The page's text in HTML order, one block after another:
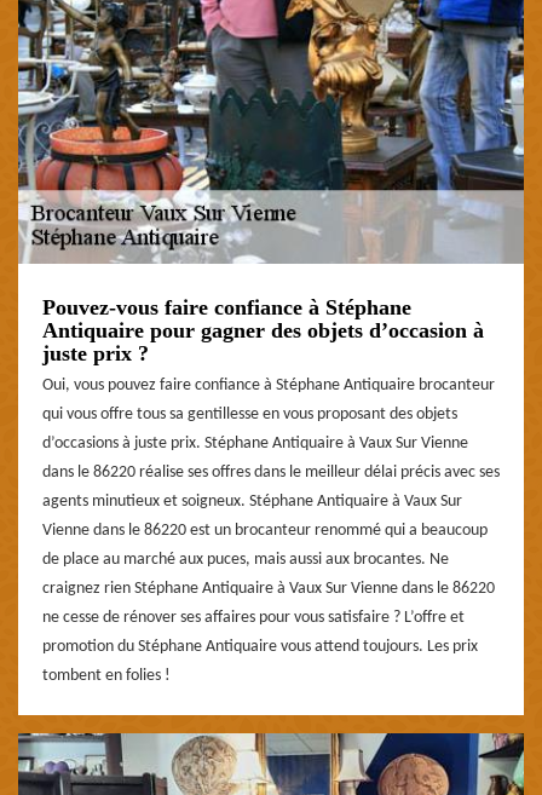
Pouvez-vous faire confiance à Stéphane
Antiquaire pour gagner des objets d’occasion à
juste prix ?
Oui, vous pouvez faire confiance à Stéphane Antiquaire brocanteur
qui vous offre tous sa gentillesse en vous proposant des objets
d’occasions à juste prix. Stéphane Antiquaire à Vaux Sur Vienne
dans le 86220 réalise ses offres dans le meilleur délai précis avec ses
agents minutieux et soigneux. Stéphane Antiquaire à Vaux Sur
Vienne dans le 86220 est un brocanteur renommé qui a beaucoup
de place au marché aux puces, mais aussi aux brocantes. Ne
craignez rien Stéphane Antiquaire à Vaux Sur Vienne dans le 86220
ne cesse de rénover ses affaires pour vous satisfaire ? L’offre et
promotion du Stéphane Antiquaire vous attend toujours. Les prix
tombent en folies !